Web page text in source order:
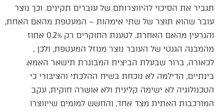
תגביר את הסיכוי להיווצרותם של עוברים תקינים. וכך נוצר
עובר שהוא תוצר של שתי אימהות – המעטפת מהאם האחת,
והגרעין מהאם האחרת. לטענת החוקרים רק 0.2% אחוז
מהמבנה הגנטי של העובר נוצר מנוזל המעטפת, ולכן ,
לכאורה, ברור שבעלת הביצית המבוגרת תישאר האמא.
בינתיים, הדילמה לא נוכחת בשיח ההלכתי והציבורי כי
הטכנולוגיה לא ישימה קלינית ולא אושרה חוקית, עקב
המורכבות האתית מצד אחד, והחשש למומים שייווצרו